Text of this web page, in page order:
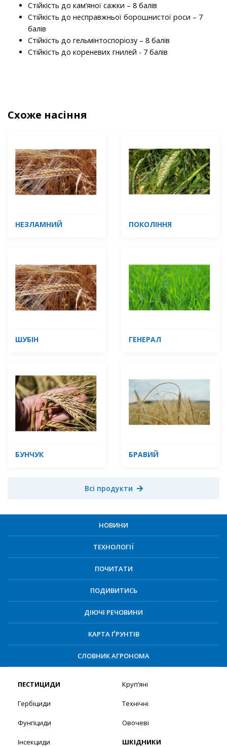
Стійкість до кам’яної сажки – 8 балів
Стійкість до несправжньої борошнистої роси – 7
балів
Стійкість до гельмінтоспоріозу – 8 балів
Стійкість до кореневих гнилей - 7 балів
Схоже насіння
НЕЗЛАМНИЙ ПОКОЛІННЯ
ШУБІН ГЕНЕРАЛ
БУНЧУК БРАВИЙ
Всі продукти
НОВИНИ
ТЕХНОЛОГІЇ
ПОЧИТАТИ
ПОДИВИТИСЬ
ДІЮЧІ РЕЧОВИНИ
КАРТА ҐРУНТІВ
СЛОВНИК АГРОНОМА
ПЕСТИЦИДИ
Гербіциди
Фунгіциди
Інсекциди
Круп’яні
Технічні
Овочеві
ШКІДНИКИ